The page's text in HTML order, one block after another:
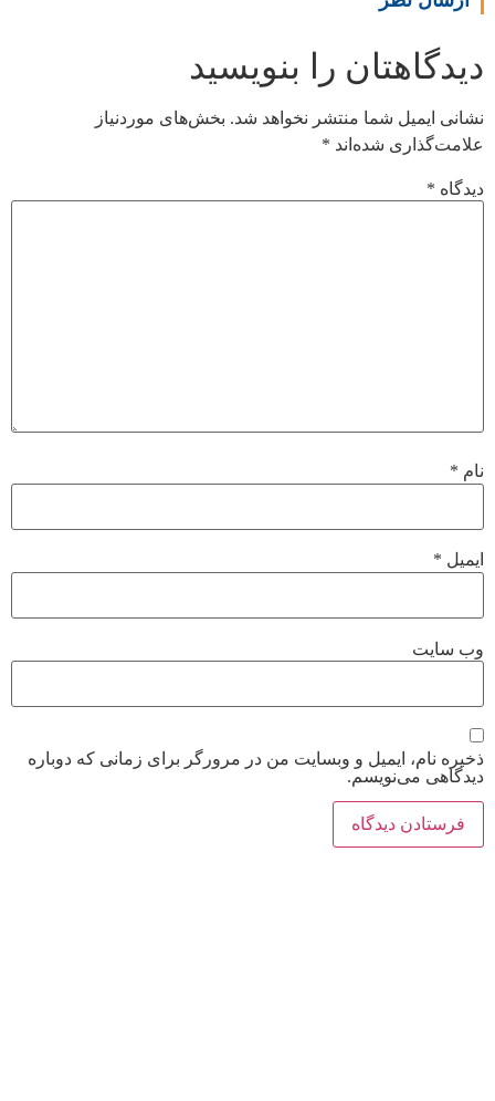
دیدگاهتان را بنویسید
نشانی ایمیل شما منتشر نخواهد شد. بخش‌های موردنیاز
علامت‌گذاری شده‌اند *
دیدگاه *
نام *
ایمیل *
وب‌ سایت
ذخیره نام، ایمیل و وبسایت من در مرورگر برای زمانی که دوباره
دیدگاهی می‌نویسم.